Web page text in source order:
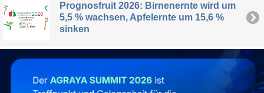
Prognosfruit 2026: Birnenernte wird um
5,5 % wachsen, Apfelernte um 15,6 %
sinken